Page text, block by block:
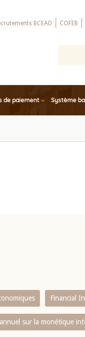
BCEAO COFEB
de paiement Système
Financial
sur la monétique